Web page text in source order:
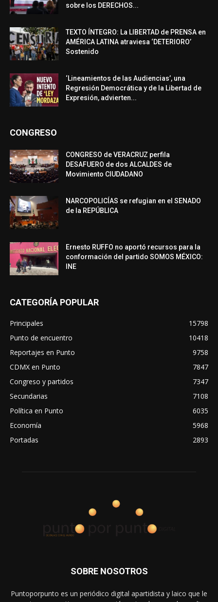
sobre los DERECHOS...
TEXTO ÍNTEGRO: La LIBERTAD de PRENSA en
AMÉRICA LATINA atraviesa ‘DETERIORO’
Sostenido
‘Lineamientos de las Audiencias’, una
Regresión Democrática y de la Libertad de
Expresión, advierten...
CONGRESO
CONGRESO de VERACRUZ perfila
DESAFUERO de dos ALCALDES de
Movimiento CIUDADANO
NARCOPOLICÍAS se refugian en el SENADO
de la REPÚBLICA
Ernesto RUFFO no aportó recursos para la
conformación del partido SOMOS MÉXICO:
INE
CATEGORÍA POPULAR
Principales
15798
Punto de encuentro
10418
Reportajes en Punto
9758
CDMX en Punto
7847
Congreso y partidos
7347
Secundarias
7108
Política en Punto
6035
Economía
5968
Portadas
2893
SOBRE NOSOTROS
Puntoporpunto es un periódico digital apartidista y laico que le